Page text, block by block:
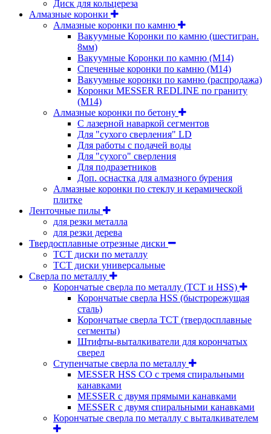
Диск для кольцереза
Алмазные коронки
Алмазные коронки по камню
Вакуумные Коронки по камню (шестигран.
8мм)
Вакуумные Коронки по камню (M14)
Спеченные коронки по камню (M14)
Вакуумные коронки по камню (распродажа)
Коронки MESSER REDLINE по граниту
(М14)
Алмазные коронки по бетону
С лазерной наваркой сегментов
Для "сухого сверления" LD
Для работы с подачей воды
Для "сухого" сверления
Для подразетников
Доп. оснастка для алмазного бурения
Алмазные коронки по стеклу и керамической
плитке
Ленточные пилы
для резки металла
для резки дерева
Твердосплавные отрезные диски
ТСТ диски по металлу
ТСТ диски универсальные
Сверла по металлу
Корончатые сверла по металлу (TCT и HSS)
Корончатые сверла HSS (быстрорежущая
сталь)
Корончатые сверла TCT (твердосплавные
сегменты)
Штифты-выталкиватели для корончатых
сверел
Ступенчатые сверла по металлу
MESSER HSS CО с тремя спиральными
канавками
MESSER с двумя прямыми канавками
MESSER с двумя спиральными канавками
Корончатые сверла по металлу c выталкивателем